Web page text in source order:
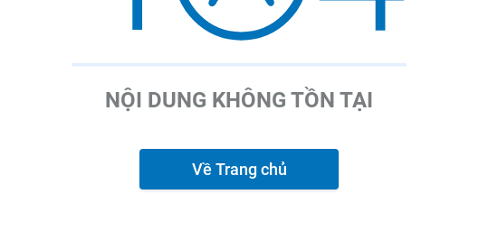
NỘI DUNG KHÔNG TỒN TẠI
Về Trang chủ